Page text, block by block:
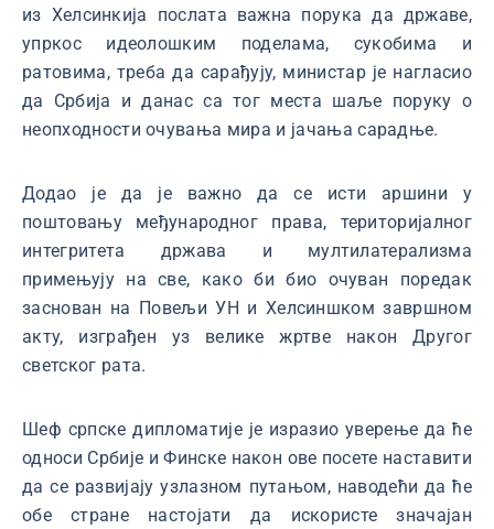
из Хелсинкија послата важна порука да државе,
упркос идеолошким поделама, сукобима и
ратовима, треба да сарађују, министар је нагласио
да Србија и данас са тог места шаље поруку о
неопходности очувања мира и јачања сарадње.
Додао је да је важно да се исти аршини у
поштовању међународног права, територијалног
интегритета држава и мултилатерализма
примењују на све, како би био очуван поредак
заснован на Повељи УН и Хелсиншком завршном
акту, изграђен уз велике жртве након Другог
светског рата.
Шеф српске дипломатије је изразио уверење да ће
односи Србије и Финске након ове посете наставити
да се развијају узлазном путањом, наводећи да ће
обе стране настојати да искористе значајан